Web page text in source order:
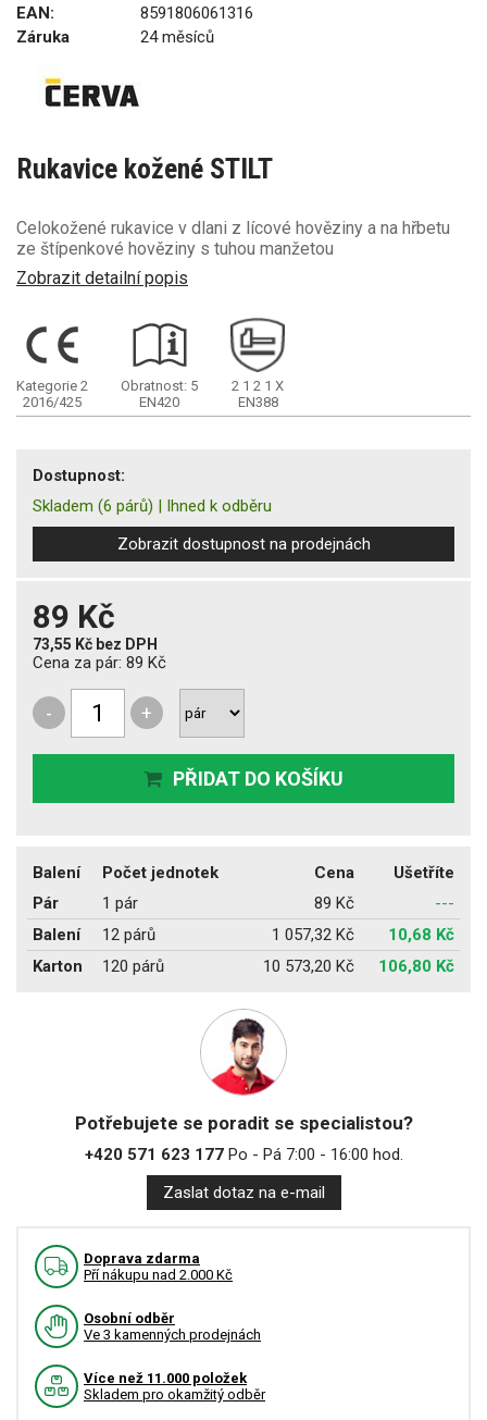
EAN:
8591806061316
Záruka
24 měsíců
Rukavice kožené STILT
Celokožené rukavice v dlani z lícové hověziny a na hřbetu
ze štípenkové hověziny s tuhou manžetou
Zobrazit detailní popis
Kategorie 2
2016/425
Obratnost: 5
EN420
2 1 2 1 X
EN388
Dostupnost:
Skladem (6 párů) | Ihned k odběru
Zobrazit dostupnost na prodejnách
89 Kč
73,55 Kč bez DPH
Cena za pár: 89 Kč
- +
PŘIDAT DO KOŠÍKU
Balení Počet jednotek Cena
Ušetříte
Pár
1 pár 89 Kč
---
Balení
12 párů 1 057,32 Kč
10,68 Kč
Karton
120 párů 10 573,20 Kč 106,80 Kč
Potřebujete se poradit se specialistou?
+420 571 623 177Po - Pá 7:00 - 16:00 hod.
Zaslat dotaz na e-mail
Doprava zdarma
Pří nákupu nad 2.000 Kč
Osobní odběr
Ve 3 kamenných prodejnách
Více než 11.000 položek
Skladem pro okamžitý odběr